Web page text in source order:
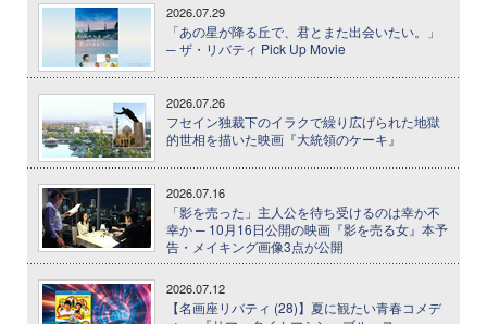
2026.07.29
「あの星が降る丘で、君とまた出会いたい。」
─ ザ・リバティ Pick Up Movie
2026.07.26
フセイン独裁下のイラクで繰り広げられた地獄
的世相を描いた映画『大統領のケーキ』
2026.07.16
「影を売った」主人公を待ち受けるのは幸か不
幸か ─ 10月16日公開の映画『影を売る女』本予
告・メイキング画像3点が公開
2026.07.12
【名画座リバティ (28)】夏に観たい青春コメデ